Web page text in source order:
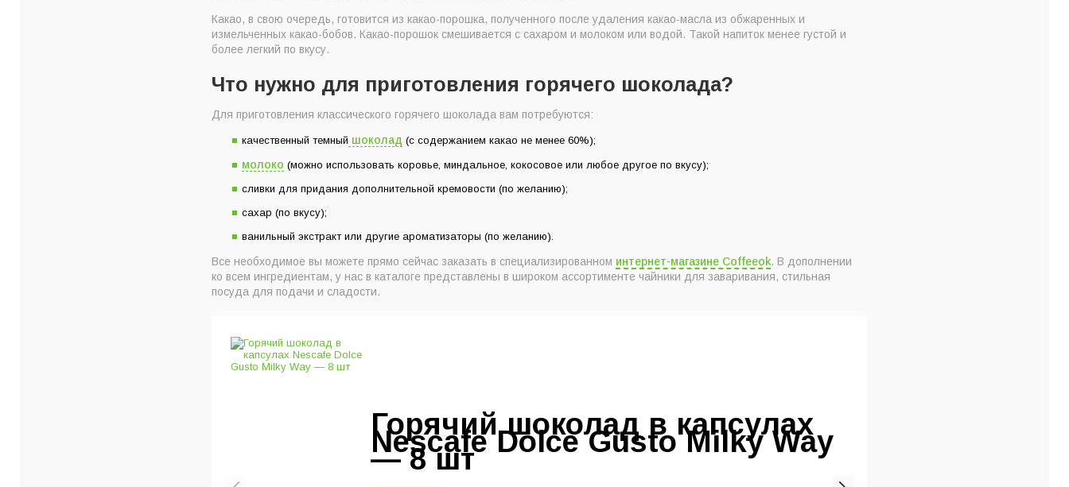
Какао, в свою очередь, готовится из какао-порошка, полученного после удаления какао-масла из обжаренных и
измельченных какао-бобов. Какао-порошок смешивается с сахаром и молоком или водой. Такой напиток менее густой и
более легкий по вкусу.
Что нужно для приготовления горячего шоколада?
Для приготовления классического горячего шоколада вам потребуются:
качественный темный шоколад (с содержанием какао не менее 60%);
молоко (можно использовать коровье, миндальное, кокосовое или любое другое по вкусу);
сливки для придания дополнительной кремовости (по желанию);
сахар (по вкусу);
ванильный экстракт или другие ароматизаторы (по желанию).
Все необходимое вы можете прямо сейчас заказать в специализированном интернет-магазине Coffeeok. В дополнении
ко всем ингредиентам, у нас в каталоге представлены в широком ассортименте чайники для заваривания, стильная
посуда для подачи и сладости.
Горячий шоколад в капсулах
Nescafe Dolce Gusto Milky Way
— 8 шт